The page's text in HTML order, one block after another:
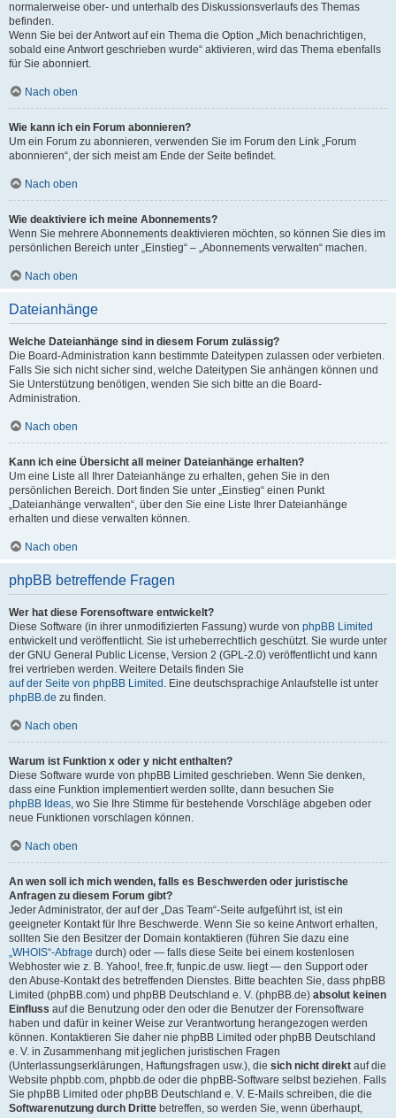
normalerweise ober- und unterhalb des Diskussionsverlaufs des Themas
befinden.
Wenn Sie bei der Antwort auf ein Thema die Option „Mich benachrichtigen,
sobald eine Antwort geschrieben wurde“ aktivieren, wird das Thema ebenfalls
für Sie abonniert.
Nach oben
Wie kann ich ein Forum abonnieren?
Um ein Forum zu abonnieren, verwenden Sie im Forum den Link „Forum
abonnieren“, der sich meist am Ende der Seite befindet.
Nach oben
Wie deaktiviere ich meine Abonnements?
Wenn Sie mehrere Abonnements deaktivieren möchten, so können Sie dies im
persönlichen Bereich unter „Einstieg“ – „Abonnements verwalten“ machen.
Nach oben
Dateianhänge
Welche Dateianhänge sind in diesem Forum zulässig?
Die Board-Administration kann bestimmte Dateitypen zulassen oder verbieten.
Falls Sie sich nicht sicher sind, welche Dateitypen Sie anhängen können und
Sie Unterstützung benötigen, wenden Sie sich bitte an die Board-
Administration.
Nach oben
Kann ich eine Übersicht all meiner Dateianhänge erhalten?
Um eine Liste all Ihrer Dateianhänge zu erhalten, gehen Sie in den
persönlichen Bereich. Dort finden Sie unter „Einstieg“ einen Punkt
„Dateianhänge verwalten“, über den Sie eine Liste Ihrer Dateianhänge
erhalten und diese verwalten können.
Nach oben
phpBB betreffende Fragen
Wer hat diese Forensoftware entwickelt?
Diese Software (in ihrer unmodifizierten Fassung) wurde von phpBB Limited
entwickelt und veröffentlicht. Sie ist urheberrechtlich geschützt. Sie wurde unter
der GNU General Public License, Version 2 (GPL-2.0) veröffentlicht und kann
frei vertrieben werden. Weitere Details finden Sie
auf der Seite von phpBB Limited . Eine deutschsprachige Anlaufstelle ist unter
phpBB.de zu finden.
Nach oben
Warum ist Funktion x oder y nicht enthalten?
Diese Software wurde von phpBB Limited geschrieben. Wenn Sie denken,
dass eine Funktion implementiert werden sollte, dann besuchen Sie
phpBB Ideas, wo Sie Ihre Stimme für bestehende Vorschläge abgeben oder
neue Funktionen vorschlagen können.
Nach oben
An wen soll ich mich wenden, falls es Beschwerden oder juristische
Anfragen zu diesem Forum gibt?
Jeder Administrator, der auf der „Das Team“-Seite aufgeführt ist, ist ein
geeigneter Kontakt für Ihre Beschwerde. Wenn Sie so keine Antwort erhalten,
sollten Sie den Besitzer der Domain kontaktieren (führen Sie dazu eine
„WHOIS“-Abfrage durch) oder — falls diese Seite bei einem kostenlosen
Webhoster wie z. B. Yahoo!, free.fr, funpic.de usw. liegt — den Support oder
den Abuse-Kontakt des betreffenden Dienstes. Bitte beachten Sie, dass phpBB
Limited (phpBB.com) und phpBB Deutschland e. V. (phpBB.de) absolut keinen
Einfluss auf die Benutzung oder den oder die Benutzer der Forensoftware
haben und dafür in keiner Weise zur Verantwortung herangezogen werden
können. Kontaktieren Sie daher nie phpBB Limited oder phpBB Deutschland
e. V. in Zusammenhang mit jeglichen juristischen Fragen
(Unterlassungserklärungen, Haftungsfragen usw.), die sich nicht direkt auf die
Website phpbb.com, phpbb.de oder die phpBB-Software selbst beziehen. Falls
Sie phpBB Limited oder phpBB Deutschland e. V. E-Mails schreiben, die die
Softwarenutzung durch Dritte betreffen, so werden Sie, wenn überhaupt,